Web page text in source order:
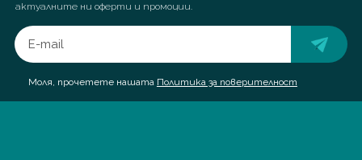
актуалните ни оферти и промоции.
Моля, прочетете нашата Политика за поверителност